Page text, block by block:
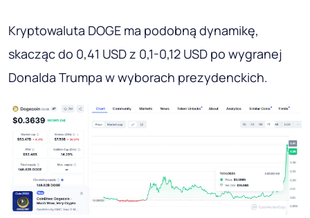
Kryptowaluta DOGE ma podobną dynamikę,
skacząc do 0,41 USD z 0,1-0,12 USD po wygranej
Donalda Trumpa w wyborach prezydenckich.